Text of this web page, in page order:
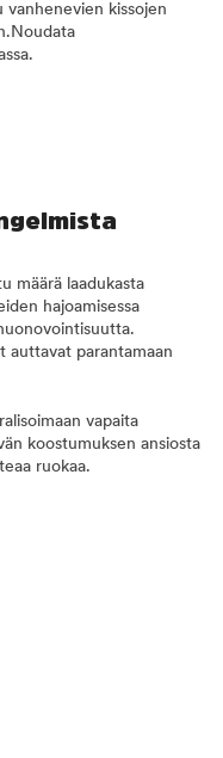
kissojen
määrä laadukasta
hajoamisessa
auttavat parantamaan
vapaita
koostumuksen ansiosta
ruokaa.